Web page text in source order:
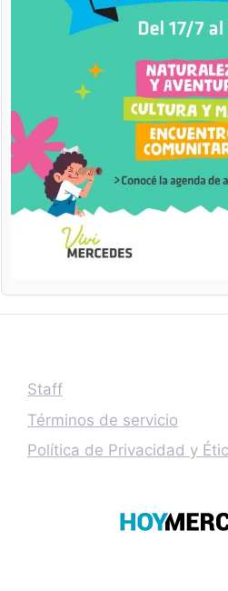
Staff
Términos de servicio
Política de Privacidad y